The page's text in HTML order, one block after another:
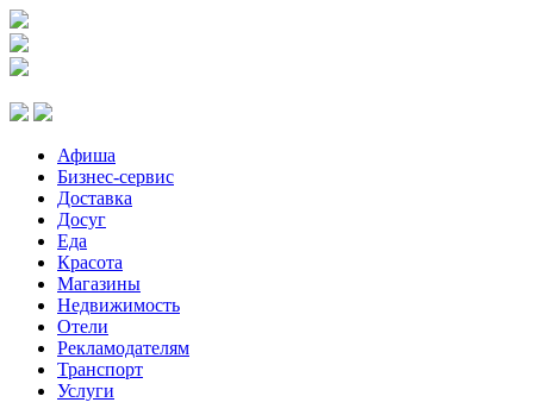
Афиша
Бизнес-сервис
Доставка
Досуг
Еда
Красота
Магазины
Недвижимость
Отели
Рекламодателям
Транспорт
Услуги